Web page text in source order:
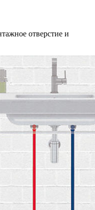
отверстие и